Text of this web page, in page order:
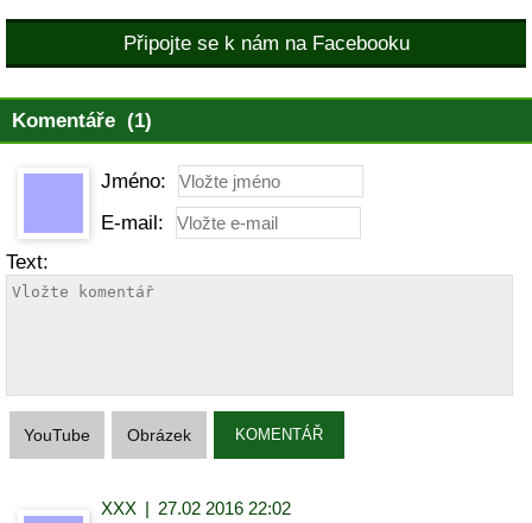
Připojte se k nám na Facebooku
Komentáře (1)
Jméno:
E-mail:
Text:
YouTube Obrázek KOMENTÁŘ
XXX | 27.02 2016 22:02